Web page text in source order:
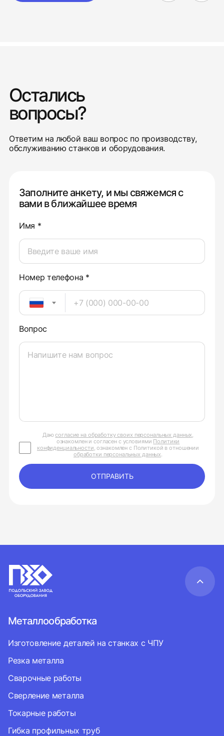
Остались
вопросы?
Ответим на любой ваш вопрос по производству,
обслуживанию станков и оборудования.
Заполните анкету, и мы свяжемся с
вами в ближайшее время
Имя *
Номер телефона *
Вопрос
Даюсогласие на обработку своих персональных данных,
ознакомлен и согласен с условиями Политики
конфиденциальности, ознакомлен с Политикой в отношении
обработки персональных данных.
ОТПРАВИТЬ
Металлообработка
Изготовление деталей на станках с ЧПУ
Резка металла
Сварочные работы
Сверление металла
Токарные работы
Гибка профильных труб